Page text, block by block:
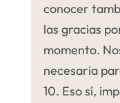
conocer
las gracias
momento.
necesaria
10. Eso sí,